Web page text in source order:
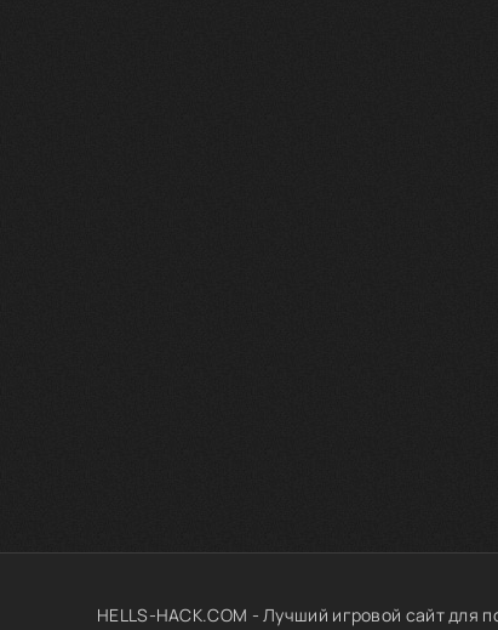
HELLS-HACK.COM - Лучший игровой сайт для